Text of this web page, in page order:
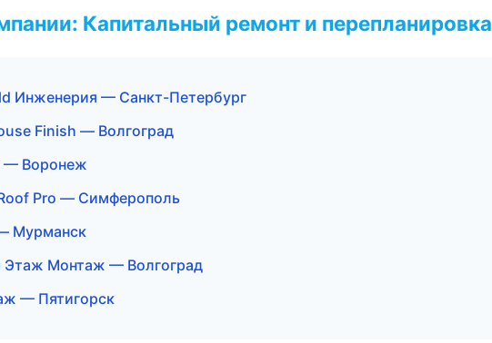
Капитальный ремонт и перепланировка
Инженерия — Санкт-Петербург
Finish — Волгоград
— Воронеж
Pro — Симферополь
Мурманск
Этаж Монтаж — Волгоград
— Пятигорск